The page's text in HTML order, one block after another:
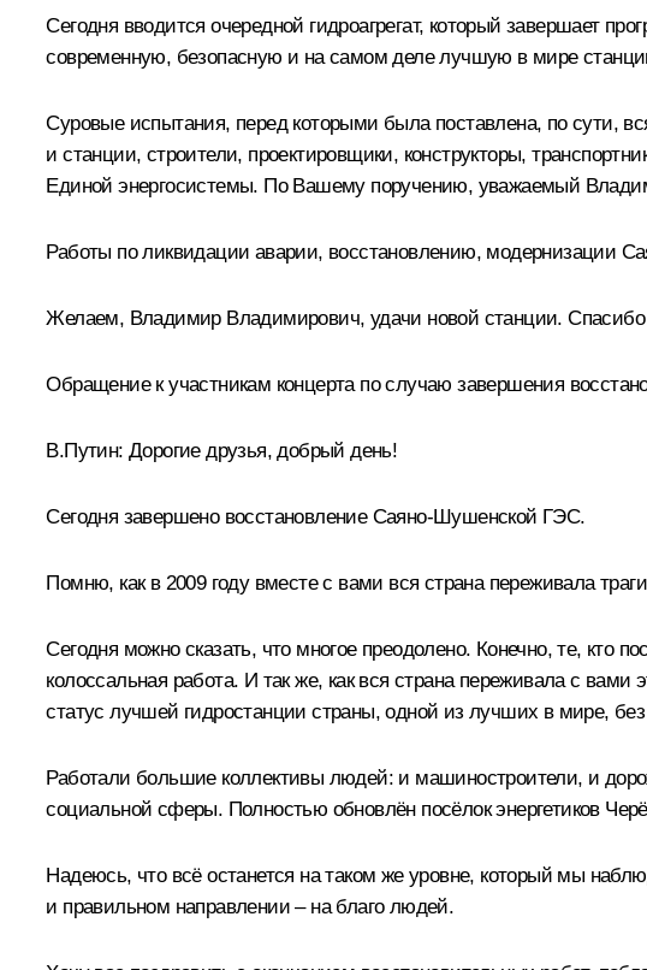
Сегодня вводится очередной гидроагрегат, который завершает
современную, безопасную и на самом деле лучшую в мире
Суровые испытания, перед которыми была поставлена, по сути,
и станции, строители, проектировщики, конструкторы,
Единой энергосистемы. По Вашему поручению, уважаемый
Работы по ликвидации аварии, восстановлению, модернизации
Желаем, Владимир Владимирович, удачи новой станции.
Обращение к участникам концерта по случаю завершения
В.Путин: Дорогие друзья, добрый день!
Сегодня завершено восстановление Саяно-Шушенской ГЭС.
Помню, как в 2009 году вместе с вами вся страна переживала
Сегодня можно сказать, что многое преодолено. Конечно, те, кто
колоссальная работа. И так же, как вся страна переживала с вами
статус лучшей гидростанции страны, одной из лучших в мире, без
Работали большие коллективы людей: и машиностроители, и
социальной сферы. Полностью обновлён посёлок энергетиков
Надеюсь, что всё останется на таком же уровне, который мы
и правильном направлении – на благо людей.